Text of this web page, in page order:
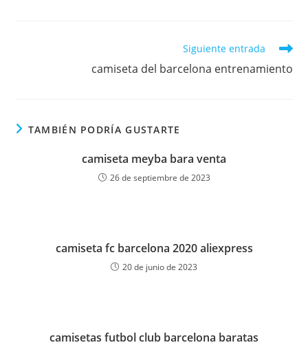
Siguiente entrada
camiseta del barcelona entrenamiento
TAMBIÉN PODRÍA GUSTARTE
camiseta meyba bara venta
26 de septiembre de 2023
camiseta fc barcelona 2020 aliexpress
20 de junio de 2023
camisetas futbol club barcelona baratas